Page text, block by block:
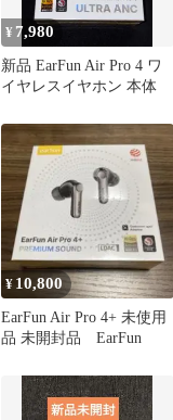
¥ 7,980
新品 EarFun Air Pro 4 ワ
イヤレスイヤホン 本体
¥ 10,800
EarFun Air Pro 4+ 未使用
品 未開封品 EarFun